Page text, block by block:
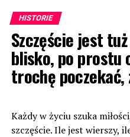
HISTORIE
Szczęście jest
blisko, po prostu
trochę poczekać,
Każdy w życiu szuka
szczęście. Ile jest wierszy,